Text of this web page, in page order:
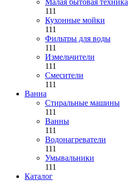
111
Кухонные мойки
111
Фильтры для воды
111
Измельчители
111
Смесители
111
Ванна
Стиральные машины
111
Ванны
111
Водонагреватели
111
Умывальники
111
Каталог